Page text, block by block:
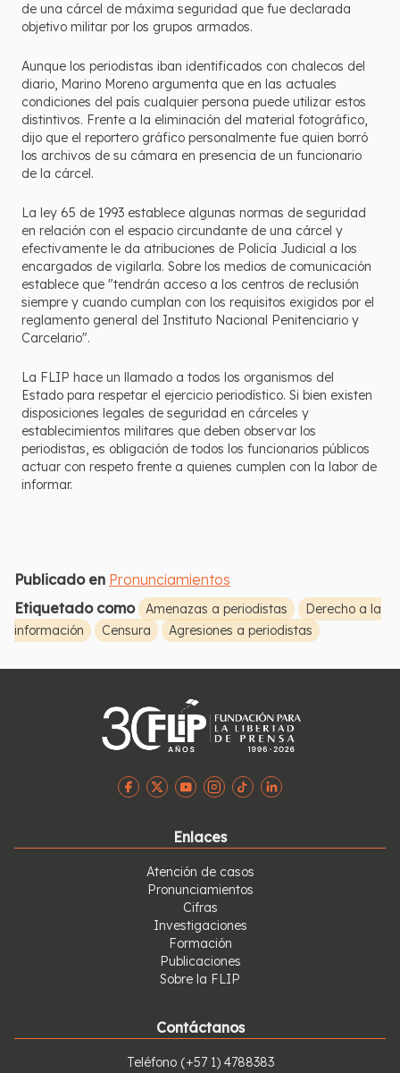
de una cárcel de máxima seguridad que fue declarada
objetivo militar por los grupos armados.
Aunque los periodistas iban identificados con chalecos del
diario, Marino Moreno argumenta que en las actuales
condiciones del país cualquier persona puede utilizar estos
distintivos. Frente a la eliminación del material fotográfico,
dijo que el reportero gráfico personalmente fue quien borró
los archivos de su cámara en presencia de un funcionario
de la cárcel.
La ley 65 de 1993 establece algunas normas de seguridad
en relación con el espacio circundante de una cárcel y
efectivamente le da atribuciones de Policía Judicial a los
encargados de vigilarla. Sobre los medios de comunicación
establece que "tendrán acceso a los centros de reclusión
siempre y cuando cumplan con los requisitos exigidos por el
reglamento general del Instituto Nacional Penitenciario y
Carcelario".
La FLIP hace un llamado a todos los organismos del
Estado para respetar el ejercicio periodístico. Si bien existen
disposiciones legales de seguridad en cárceles y
establecimientos militares que deben observar los
periodistas, es obligación de todos los funcionarios públicos
actuar con respeto frente a quienes cumplen con la labor de
informar.
Publicado en Pronunciamientos
Etiquetado como
Amenazas a periodistas
Derecho a la
información
Censura Agresiones a periodistas
Enlaces
Atención de casos
Pronunciamientos
Cifras
Investigaciones
Formación
Publicaciones
Sobre la FLIP
Contáctanos
Teléfono (+57 1) 4788383